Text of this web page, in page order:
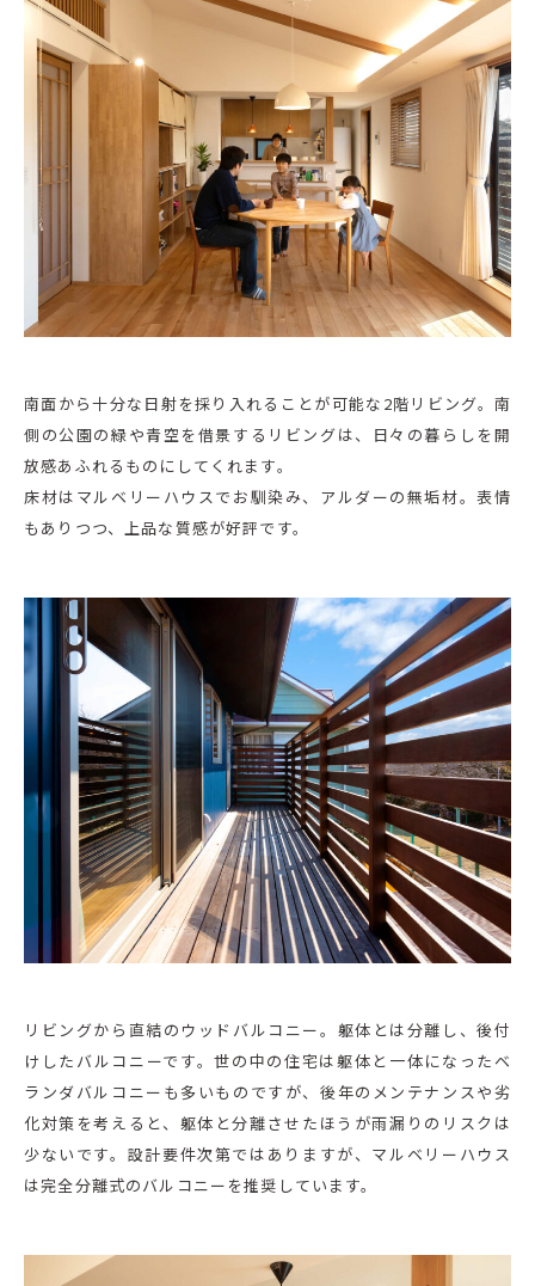
南面から十分な日射を採り入れることが可能な2階リビング。南
側の公園の緑や青空を借景するリビングは、日々の暮らしを開
放感あふれるものにしてくれます。
床材はマルベリーハウスでお馴染み、アルダーの無垢材。表情
もありつつ、上品な質感が好評です。
リビングから直結のウッドバルコニー。躯体とは分離し、後付
けしたバルコニーです。世の中の住宅は躯体と一体になったベ
ランダバルコニーも多いものですが、後年のメンテナンスや劣
化対策を考えると、躯体と分離させたほうが雨漏りのリスクは
少ないです。設計要件次第ではありますが、マルベリーハウス
は完全分離式のバルコニーを推奨しています。